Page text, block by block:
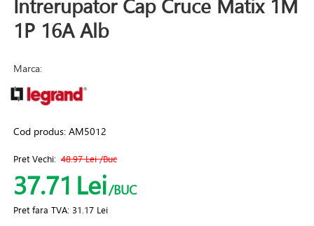
Intrerupator Cap Cruce Matix 1M
1P 16A Alb
Marca:
Cod produs:AM5012
Pret Vechi: 48.97 Lei/Buc
37.71Lei/BUC
Pret fara TVA:31.17 Lei